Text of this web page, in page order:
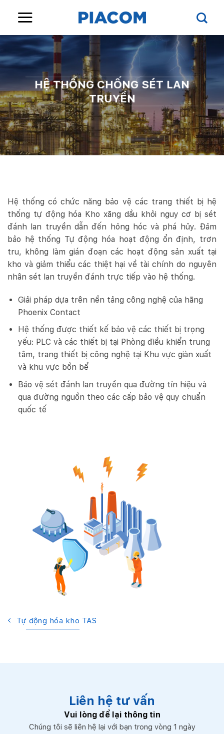
HỆ THỐNG CHỐNG SÉT LAN
TRUYỀN
Hệ thống có chức năng bảo vệ các trang thiết bị hệ
thống tự động hóa Kho xăng dầu khỏi nguy cơ bị sét
đánh lan truyền dẫn đến hỏng hóc và phá hủy. Đảm
bảo hệ thống Tự động hóa hoạt động ổn định, trơn
tru, không làm gián đoạn các hoạt động sản xuất tại
kho và giảm thiểu các thiệt hại về tài chính do nguyên
nhân sét lan truyền đánh trực tiếp vào hệ thống.
Giải pháp dựa trên nền tảng công nghệ của hãng
Phoenix Contact
Hệ thống được thiết kế bảo vệ các thiết bị trọng
yếu: PLC và các thiết bị tại Phòng điều khiển trung
tâm, trang thiết bị công nghệ tại Khu vực giàn xuất
và khu vực bồn bể
Bảo vệ sét đánh lan truyền qua đường tín hiệu và
qua đường nguồn theo các cấp bảo vệ quy chuẩn
quốc tế
Tự động hóa kho TAS
Liên hệ tư vấn
Vui lòng để lại thông tin
Chúng tôi sẽ liên hệ lại với bạn trong vòng 1 ngày